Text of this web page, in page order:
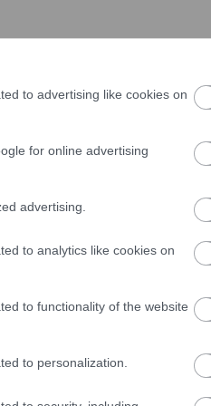
to advertising like cookies on
for online advertising
advertising.
to analytics like cookies on
to functionality of the website
to personalization.
στα οποία έχουν
διαγραφής
συμβολαίου, Α.Φ.Μ.
συγκεκριμένων
τους κατάστασης,
επιθυμούν μεταφορά
Ε9. Και οι υπόχρεοι